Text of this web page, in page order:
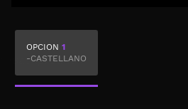
OPCION 1
-CASTELLANO